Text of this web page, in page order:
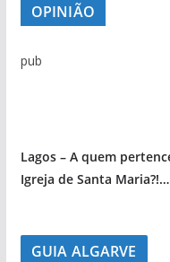
OPINIÃO
pub
Lagos – A quem
Igreja de Santa Maria?!…
GUIA ALGARVE